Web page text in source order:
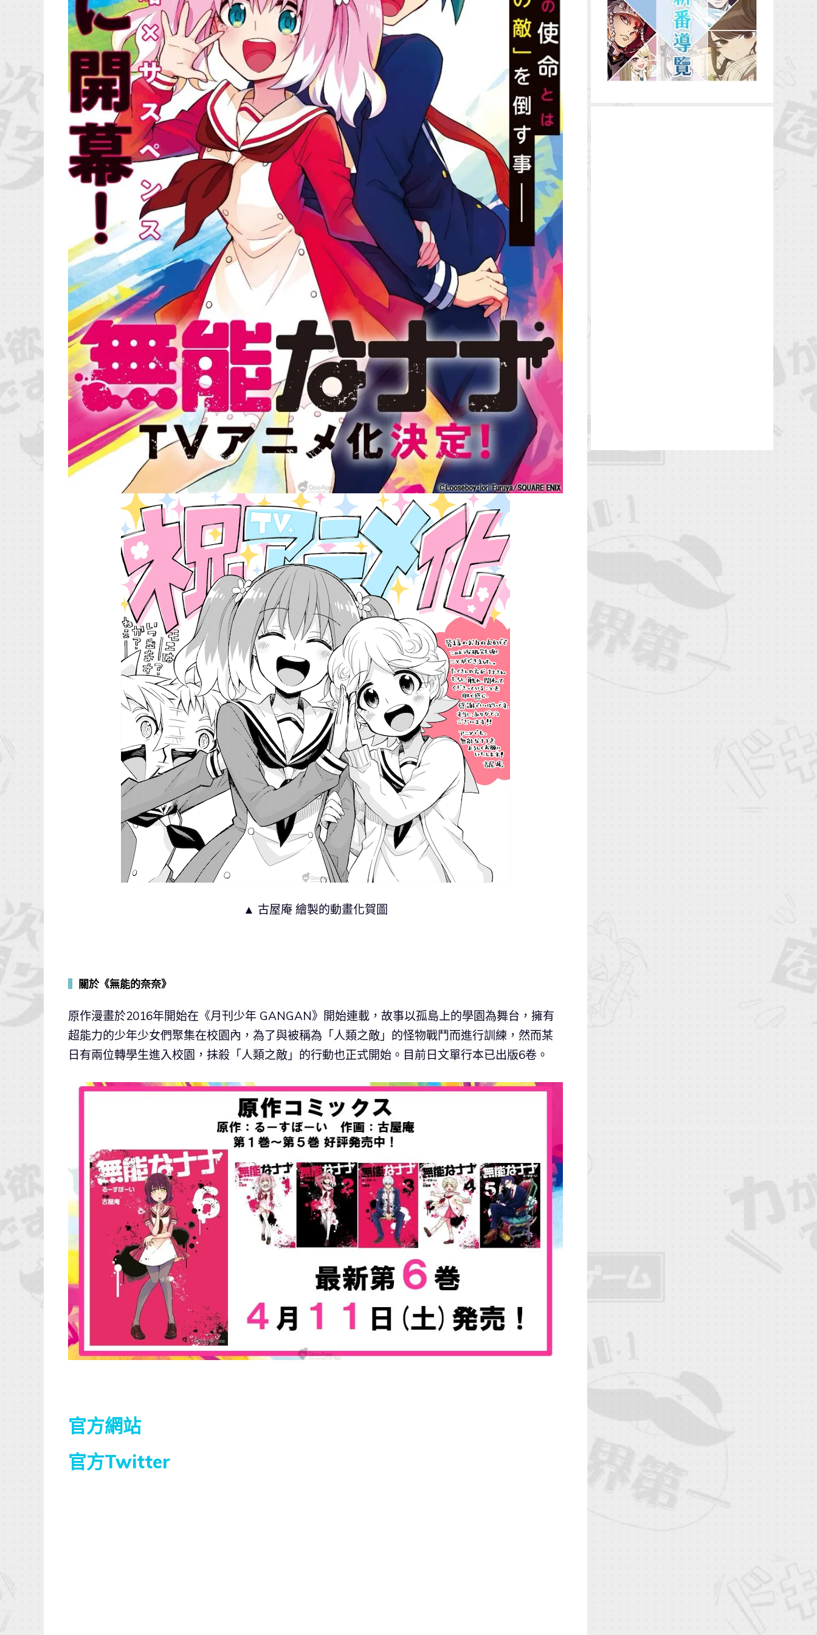
▲ 古屋庵 繪製的動畫化賀圖
關於《無能的奈奈》
原作漫畫於2016年開始在《月刊少年 GANGAN》開始連載，故事以孤島上的學園為舞台，擁有
超能力的少年少女們聚集在校園內，為了與被稱為「人類之敵」的怪物戰鬥而進行訓練，然而某
日有兩位轉學生進入校園，抹殺「人類之敵」的行動也正式開始。目前日文單行本已出版6卷。
官方網站
官方Twitter